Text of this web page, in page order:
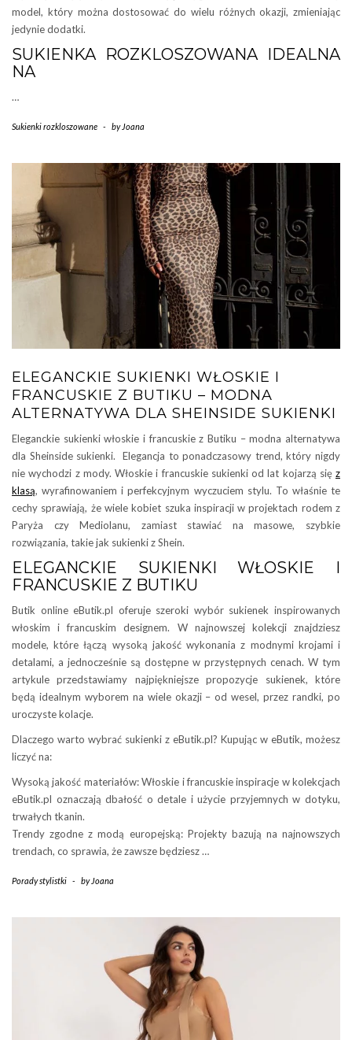
model, który można dostosować do wielu różnych okazji, zmieniając
jedynie dodatki.
SUKIENKA ROZKLOSZOWANA IDEALNA
NA
…
Sukienki rozkloszowane - by Joana
ELEGANCKIE SUKIENKI WŁOSKIE I
FRANCUSKIE Z BUTIKU – MODNA
ALTERNATYWA DLA SHEINSIDE SUKIENKI
Eleganckie sukienki włoskie i francuskie z Butiku – modna alternatywa
dla Sheinside sukienki. Elegancja to ponadczasowy trend, który nigdy
nie wychodzi z mody. Włoskie i francuskie sukienki od lat kojarzą się z
klasą, wyrafinowaniem i perfekcyjnym wyczuciem stylu. To właśnie te
cechy sprawiają, że wiele kobiet szuka inspiracji w projektach rodem z
Paryża czy Mediolanu, zamiast stawiać na masowe, szybkie
rozwiązania, takie jak sukienki z Shein.
ELEGANCKIE SUKIENKI WŁOSKIE I
FRANCUSKIE Z BUTIKU
Butik online eButik.pl oferuje szeroki wybór sukienek inspirowanych
włoskim i francuskim designem. W najnowszej kolekcji znajdziesz
modele, które łączą wysoką jakość wykonania z modnymi krojami i
detalami, a jednocześnie są dostępne w przystępnych cenach. W tym
artykule przedstawiamy najpiękniejsze propozycje sukienek, które
będą idealnym wyborem na wiele okazji – od wesel, przez randki, po
uroczyste kolacje.
Dlaczego warto wybrać sukienki z eButik.pl? Kupując w eButik, możesz
liczyć na:
Wysoką jakość materiałów: Włoskie i francuskie inspiracje w kolekcjach
eButik.pl oznaczają dbałość o detale i użycie przyjemnych w dotyku,
trwałych tkanin.
Trendy zgodne z modą europejską: Projekty bazują na najnowszych
trendach, co sprawia, że zawsze będziesz …
Porady stylistki - by Joana